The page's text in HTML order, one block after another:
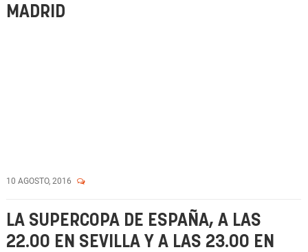
MADRID
10 AGOSTO, 2016
LA SUPERCOPA DE ESPAÑA, A LAS
22.00 EN SEVILLA Y A LAS 23.00 EN